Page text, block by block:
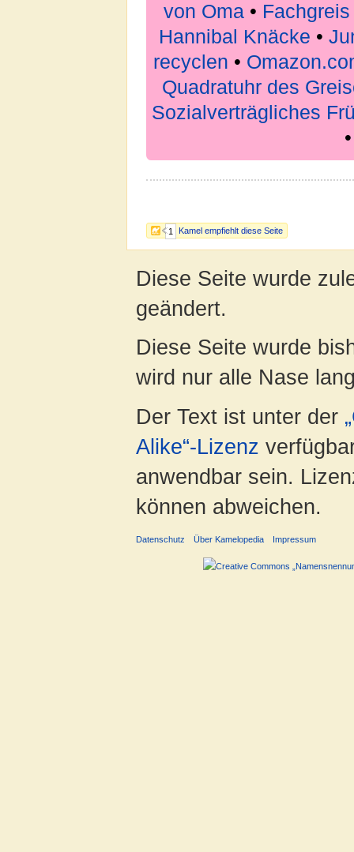
1 Kamel empfiehlt diese Seite
von Oma • Fachgreis
Hannibal Knäcke •
recyclen •
Quadratuhr des
Sozialverträgliches
Diese Seite wurde
geändert.
Diese Seite wurde
wird nur alle Nase
Der Text ist unter der
Alike“-Lizenz
anwendbar sein.
können abweichen.
Datenschutz Über Kamelopedia Impressum